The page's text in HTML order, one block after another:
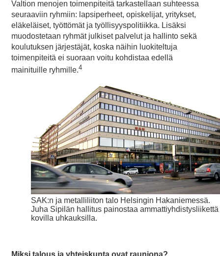
Valtion menojen toimenpiteitä tarkastellaan suhteessa
seuraaviin ryhmiin: lapsiperheet, opiskelijat, yritykset,
eläkeläiset, työttömät ja työllisyyspolitiikka. Lisäksi
muodostetaan ryhmät julkiset palvelut ja hallinto sekä
koulutuksen järjestäjät, koska näihin luokiteltuja
toimenpiteitä ei suoraan voitu kohdistaa edellä
mainituille ryhmille.4
SAK:n ja metalliliiton talo Helsingin Hakaniemessä.
Juha Sipilän hallitus painostaa ammattiyhdistysliikettä
kovilla uhkauksilla.